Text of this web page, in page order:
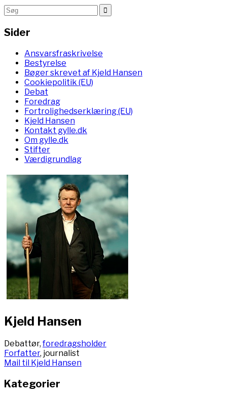
Sider
Ansvarsfraskrivelse
Bestyrelse
Bøger skrevet af Kjeld Hansen
Cookiepolitik (EU)
Debat
Foredrag
Fortrolighedserklæring (EU)
Kjeld Hansen
Kontakt gylle.dk
Om gylle.dk
Stifter
Værdigrundlag
Kjeld Hansen
Debattør,foredragsholder
Forfatter, journalist
Mail til Kjeld Hansen
Kategorier